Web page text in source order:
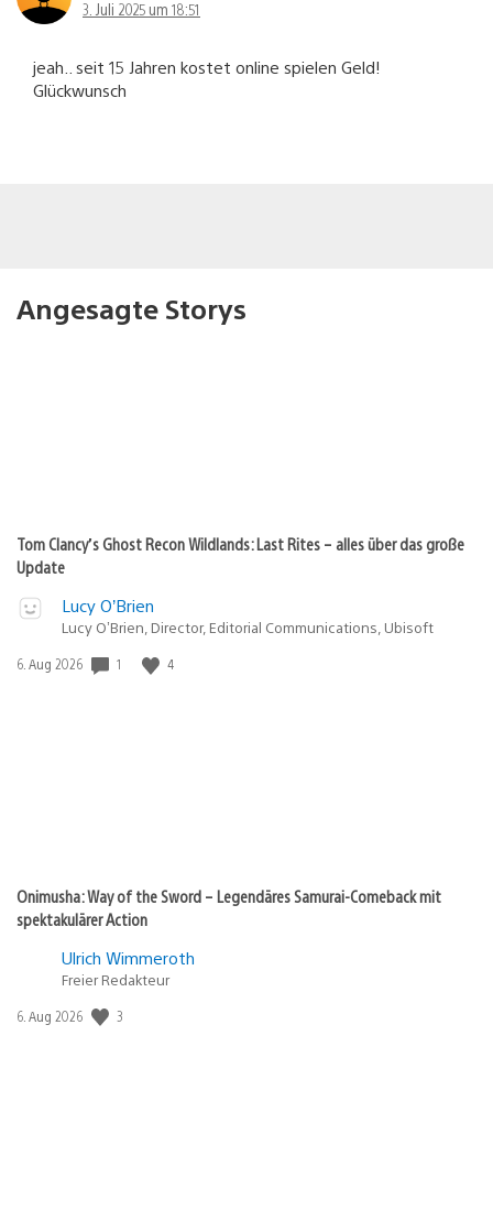
3. Juli 2025 um 18:51
jeah.. seit 15 Jahren kostet online spielen Geld!
Glückwunsch
Angesagte Storys
Tom Clancy’s Ghost Recon Wildlands: Last Rites – alles über das große
Update
Lucy O’Brien
Lucy O’Brien, Director, Editorial Communications, Ubisoft
Veröffentlichungsdatum:
6. Aug 2026 1 4
Onimusha: Way of the Sword – Legendäres Samurai-Comeback mit
spektakulärer Action
Ulrich Wimmeroth
Freier Redakteur
Veröffentlichungsdatum:
6. Aug 2026 3